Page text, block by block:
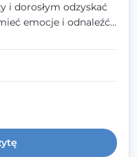
i dorosłym odzyskać
emocje i odnaleźć
droga do
od życia - pełnego
mnie uważności,
łączę doświadczenie
psychoterapeuty
bezpieczną
poczuć spokój i
łatwych rozwiązań -